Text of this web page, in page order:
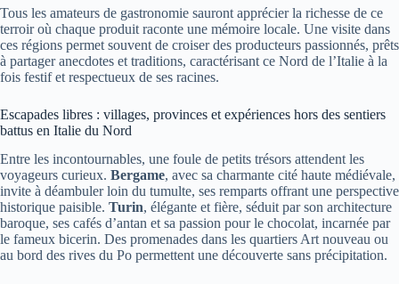
Tous les amateurs de gastronomie sauront apprécier la richesse de ce
terroir où chaque produit raconte une mémoire locale. Une visite dans
ces régions permet souvent de croiser des producteurs passionnés, prêts
à partager anecdotes et traditions, caractérisant ce Nord de l’Italie à la
fois festif et respectueux de ses racines.
Escapades libres : villages, provinces et expériences hors des sentiers
battus en Italie du Nord
Entre les incontournables, une foule de petits trésors attendent les
voyageurs curieux. Bergame, avec sa charmante cité haute médiévale,
invite à déambuler loin du tumulte, ses remparts offrant une perspective
historique paisible. Turin, élégante et fière, séduit par son architecture
baroque, ses cafés d’antan et sa passion pour le chocolat, incarnée par
le fameux bicerin. Des promenades dans les quartiers Art nouveau ou
au bord des rives du Po permettent une découverte sans précipitation.